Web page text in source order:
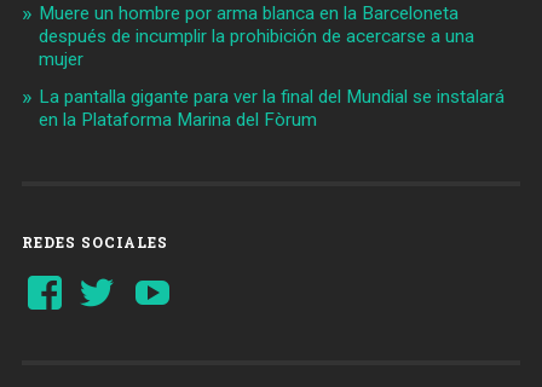
Muere un hombre por arma blanca en la Barceloneta
después de incumplir la prohibición de acercarse a una
mujer
La pantalla gigante para ver la final del Mundial se instalará
en la Plataforma Marina del Fòrum
REDES SOCIALES
Ver
perfil
Ver
perfil